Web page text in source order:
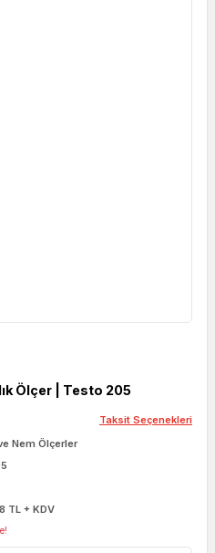
Ölçer | Testo 205
Taksit Seçenekleri
Nem Ölçerler
TL + KDV